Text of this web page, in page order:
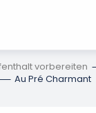
vorbereiten
Au Pré Charmant